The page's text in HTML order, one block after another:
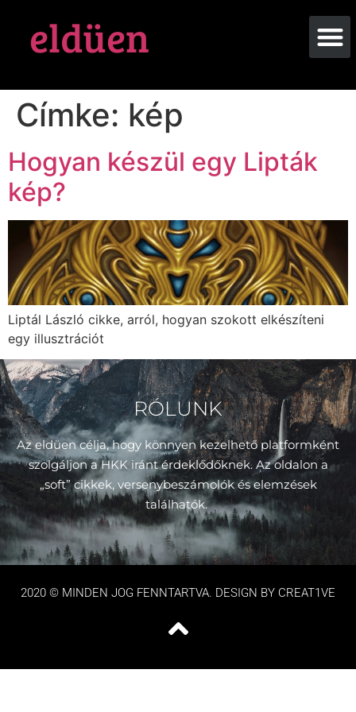
eldüen
Címke: kép
Hogyan készül egy Lipták
kép?
Liptál László cikke, arról, hogyan szokott elkészíteni
egy illusztrációt
RÓLUNK
Az eldüen célja, hogy könnyen kezelhető platformként
szolgáljon a HKK iránt érdeklődőknek. Az oldalon a
„soft” cikkek, versenybeszámolók és elemzések
találhatók.
2020 © MINDEN JOG FENNTARTVA. DESIGN BY CREAT1VE